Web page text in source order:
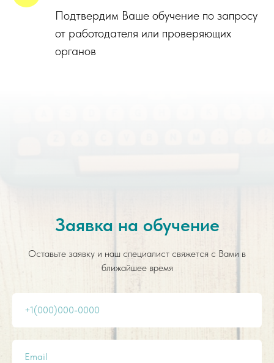
Подтвердим Ваше обучение по запросу
от работодателя или проверяющих
органов
Заявка на обучение
Оставьте заявку и наш специалист свяжется с Вами в
ближайшее время
+1(000)000-0000
Email